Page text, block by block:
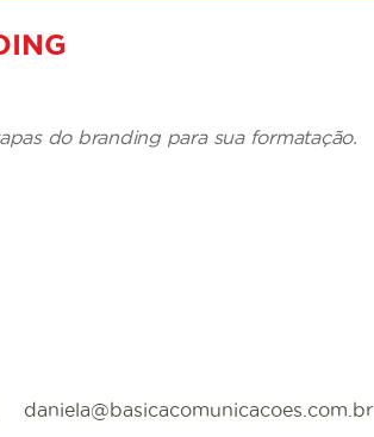
do branding para sua formatação.
daniela@basicacomunicacoes.com.br